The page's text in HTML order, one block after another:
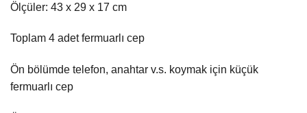
Ölçüler: 43 x 29 x 17 cm
Toplam 4 adet fermuarlı cep
Ön bölümde telefon, anahtar v.s. koymak için küçük
fermuarlı cep